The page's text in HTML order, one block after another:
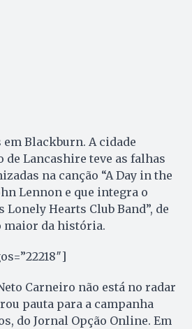
Blackburn. A cidade
de Lancashire teve as falhas
na canção “A Day in the
Lennon e que integra o
Lonely Hearts Club Band”, de
maior da história.
Carneiro não está no radar
pauta para a campanha
do Jornal Opção Online. Em